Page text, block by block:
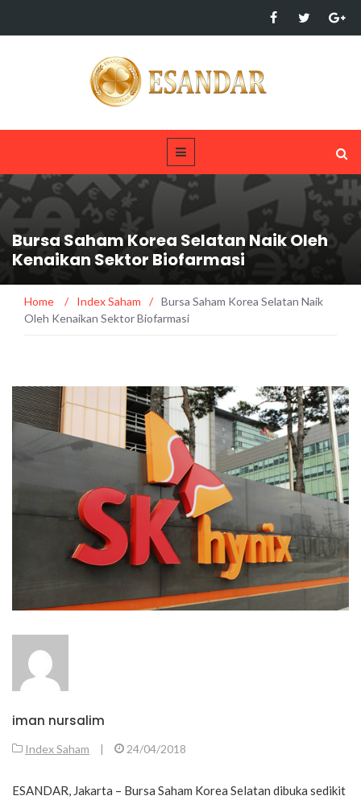
Bursa Saham Korea Selatan Naik Oleh
Kenaikan Sektor Biofarmasi
Home / Index Saham / Bursa Saham Korea Selatan Naik
Oleh Kenaikan Sektor Biofarmasi
iman nursalim
Index Saham | 24/04/2018
ESANDAR, Jakarta – Bursa Saham Korea Selatan dibuka sedikit